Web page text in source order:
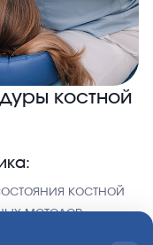
костной
костной
методов